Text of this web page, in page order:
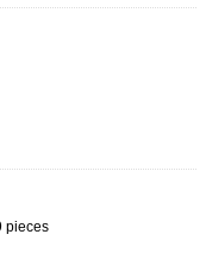
pieces